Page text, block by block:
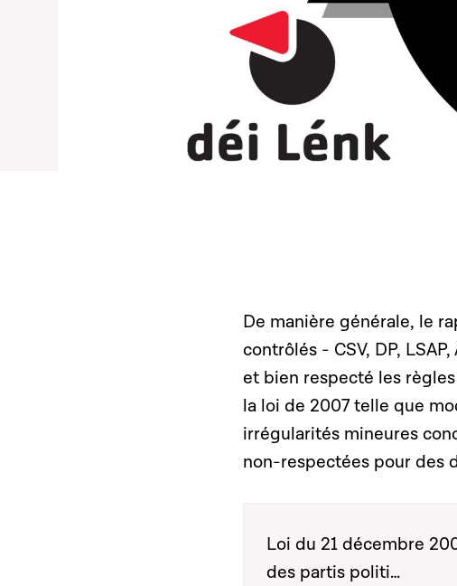
De manière générale, le
contrôlés - CSV, DP,
et bien respecté les
la loi de 2007 telle que
irrégularités mineures
non-respectées pour des
Loi du 21 décembre
des partis politi…